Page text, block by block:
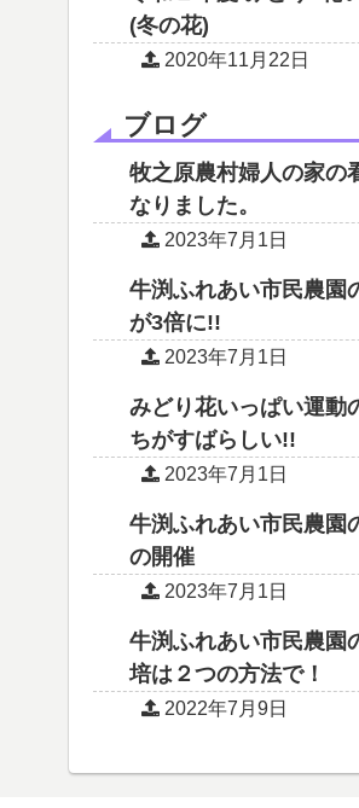
(冬の花)
2020年11月22日
ブログ
牧之原農村婦人の家の
なりました。
2023年7月1日
牛渕ふれあい市民農園
が3倍に!!
2023年7月1日
みどり花いっぱい運動
ちがすばらしい!!
2023年7月1日
牛渕ふれあい市民農園
の開催
2023年7月1日
牛渕ふれあい市民農園
培は２つの方法で！
2022年7月9日